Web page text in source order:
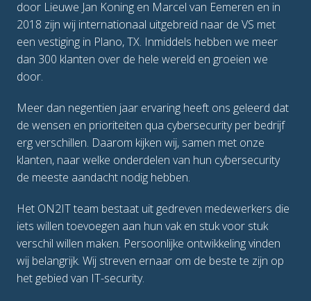
door Lieuwe Jan Koning en Marcel van Eemeren en in
2018 zijn wij internationaal uitgebreid naar de VS met
een vestiging in Plano, TX. Inmiddels hebben we meer
dan 300 klanten over de hele wereld en groeien we
door.
Meer dan negentien jaar ervaring heeft ons geleerd dat
de wensen en prioriteiten qua cybersecurity per bedrijf
erg verschillen. Daarom kijken wij, samen met onze
klanten, naar welke onderdelen van hun cybersecurity
de meeste aandacht nodig hebben.
Het ON2IT team bestaat uit gedreven medewerkers die
iets willen toevoegen aan hun vak en stuk voor stuk
verschil willen maken. Persoonlijke ontwikkeling vinden
wij belangrijk. Wij streven ernaar om de beste te zijn op
het gebied van IT-security.